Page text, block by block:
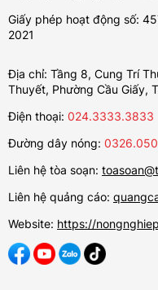
Giấy phép hoạt động số:
2021
Địa chỉ: Tầng 8, Cung Trí
Thuyết, Phường Cầu Giấy,
Điện thoại: 024.3333.3833
Đường dây nóng:
Liên hệ tòa soạn:
Liên hệ quảng cáo:
Website: https://